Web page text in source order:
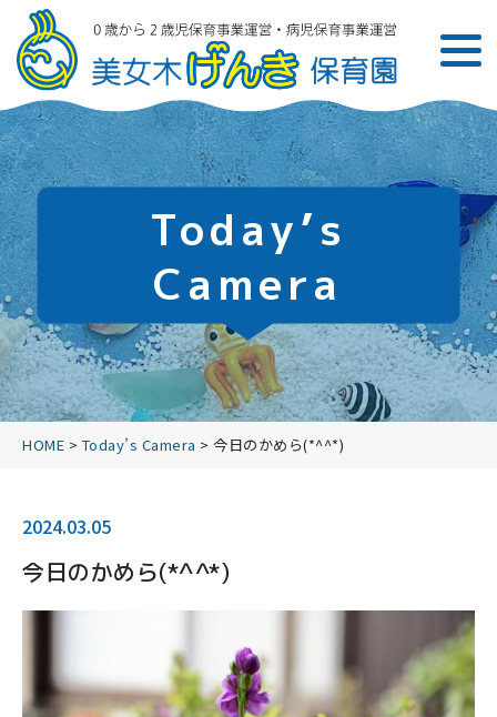
Today’s
Camera
HOME > Today’s Camera > 今日のかめら(*^^*)
2024.03.05
今日のかめら(*^^*)